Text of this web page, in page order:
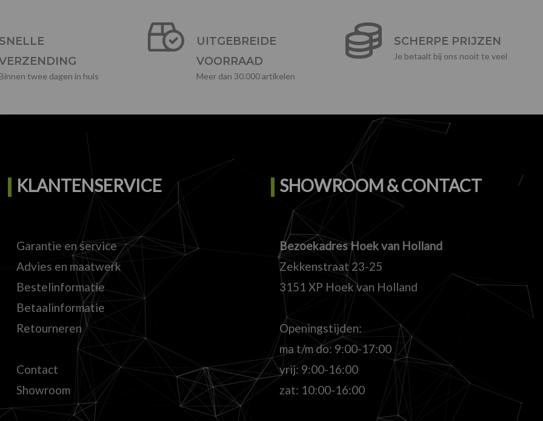
SNELLE
Binnen twee dagen in huis
UITGEBREIDE
VOORRAAD
Meer dan 30.000 artikelen
SCHERPE PRIJZEN
Je betaalt bij ons nooit te veel
KLANTENSERVICE
Garantie en service
Advies en maatwerk
Bestelinformatie
Betaalinformatie
Retourneren
Contact
Showroom
SHOWROOM & CONTACT
Bezoekadres Hoek van Holland
Zekkenstraat 23-25
3151 XP Hoek van Holland
Openingstijden:
ma t/m do: 9:00-17:00
vrij: 9:00-16:00
zat: 10:00-16:00